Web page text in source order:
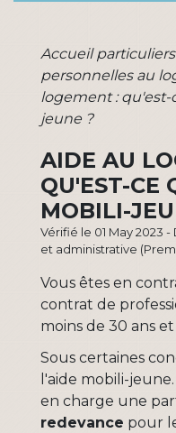
Accueil particuliers
personnelles au
logement :
jeune ?
AIDE AU
QU'EST-CE
MOBILI-
Vérifié le 01 May 2023
et administrative
Vous êtes en
contrat de
moins de 30 ans
Sous certaines
l'aide mobili-
en charge une
redevance pour